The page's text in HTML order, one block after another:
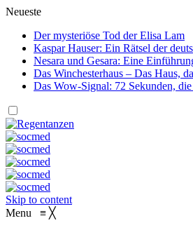
Neueste
Der mysteriöse Tod der Elisa Lam
Kaspar Hauser: Ein Rätsel der
Nesara und Gesara: Eine
Das Winchesterhaus – Das Haus,
Das Wow-Signal: 72 Sekunden,
Skip to content
Menu ≡ ╳